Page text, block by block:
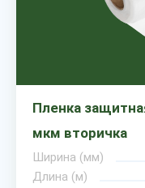
Пленка
мкм вторичка
Ширина (мм)
Длина (м)